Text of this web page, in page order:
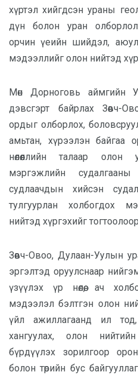
хүртэл хийгдсэн ураны
дүн болон уран
орчин үеийн шийдэл,
мэдээллийг олон нийтэд
Мөн Дорноговь аймгийн
дэвсгэрт байрлах Зөөвч-
ордыг олборлох,
амьтан, хүрээлэн байгаа
нөлөөллийн талаар
мэргэжлийн судалгааны
судлаачдын хийсэн
тулгуурлан холбогдох
нийтэд хүргэхийг
Зөөвч-Овоо, Дулаан-Уулын
эргэлтэд оруулснаар
үзүүлэх үр нөлөө, ач
мэдээлэл бэлтгэн олон
үйл ажиллагаанд ил
хангуулах, олон
бүрдүүлэх зорилгоор орон
болон төрийн бус